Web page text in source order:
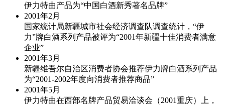
伊力特曲产品为“中国白酒新秀著名品牌”
2001年2月
国家统计局新疆城市社会经济调查队调查统计，“伊
力”牌白酒系列产品被评为“2001年新疆十佳消费者满意
企业”
2001年3月
新疆维吾尔自治区消费者协会推荐伊力牌白酒系列产品
为“2001-2002年度向消费者推荐商品”
2001年5月
伊力特曲在西部名牌产品贸易洽谈会（2001重庆）上，